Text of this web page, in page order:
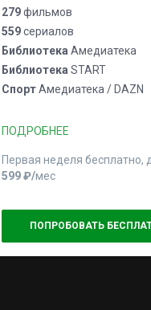
279фильмов
559сериалов
Библиотека Амедиатека
Библиотека START
СпортАмедиатека / DAZN
ПОДРОБНЕЕ
Первая неделя бесплатно,
599 ₽⁠/⁠мес
ПОПРОБОВАТЬ